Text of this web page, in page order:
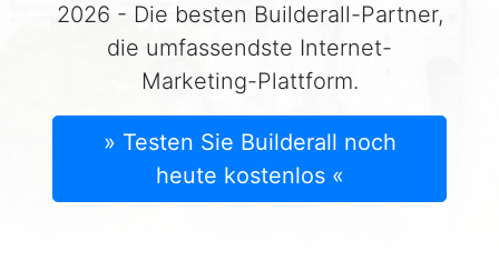
2026 - Die besten Builderall-Partner,
die umfassendste Internet-
Marketing-Plattform.
» Testen Sie Builderall noch
heute kostenlos «